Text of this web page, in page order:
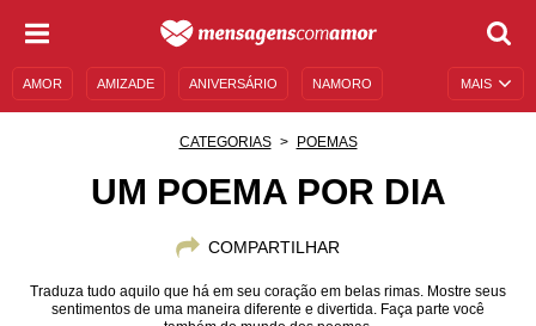
MAIS
AMOR AMIZADE ANIVERSÁRIO NAMORO
CATEGORIAS POEMAS
UM POEMA POR DIA
COMPARTILHAR
Traduza tudo aquilo que há em seu coração em belas rimas. Mostre seus
sentimentos de uma maneira diferente e divertida. Faça parte você